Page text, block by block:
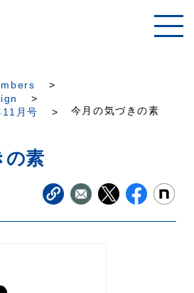
月号
今月の気づきの素
の素